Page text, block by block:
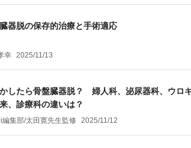
器脱の保存的治療と手術適応
幸 2025/11/13
したら骨盤臓器脱？ 婦人科、泌尿器科、ウロ
、診療科の違いは？
編集部/太田寛先生監修 2025/11/12